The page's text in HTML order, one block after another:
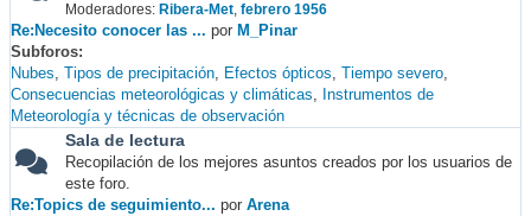
Moderadores: Ribera-Met, febrero 1956
Re:Necesito conocer las ... por M_Pinar
Subforos
Nubes Tipos de precipitación Efectos ópticos Tiempo severo
Consecuencias meteorológicas y climáticas
Instrumentos de
Meteorología y técnicas de observación
Sala de lectura
Recopilación de los mejores asuntos creados por los usuarios de
este foro.
Re:Topics de seguimiento... por Arena